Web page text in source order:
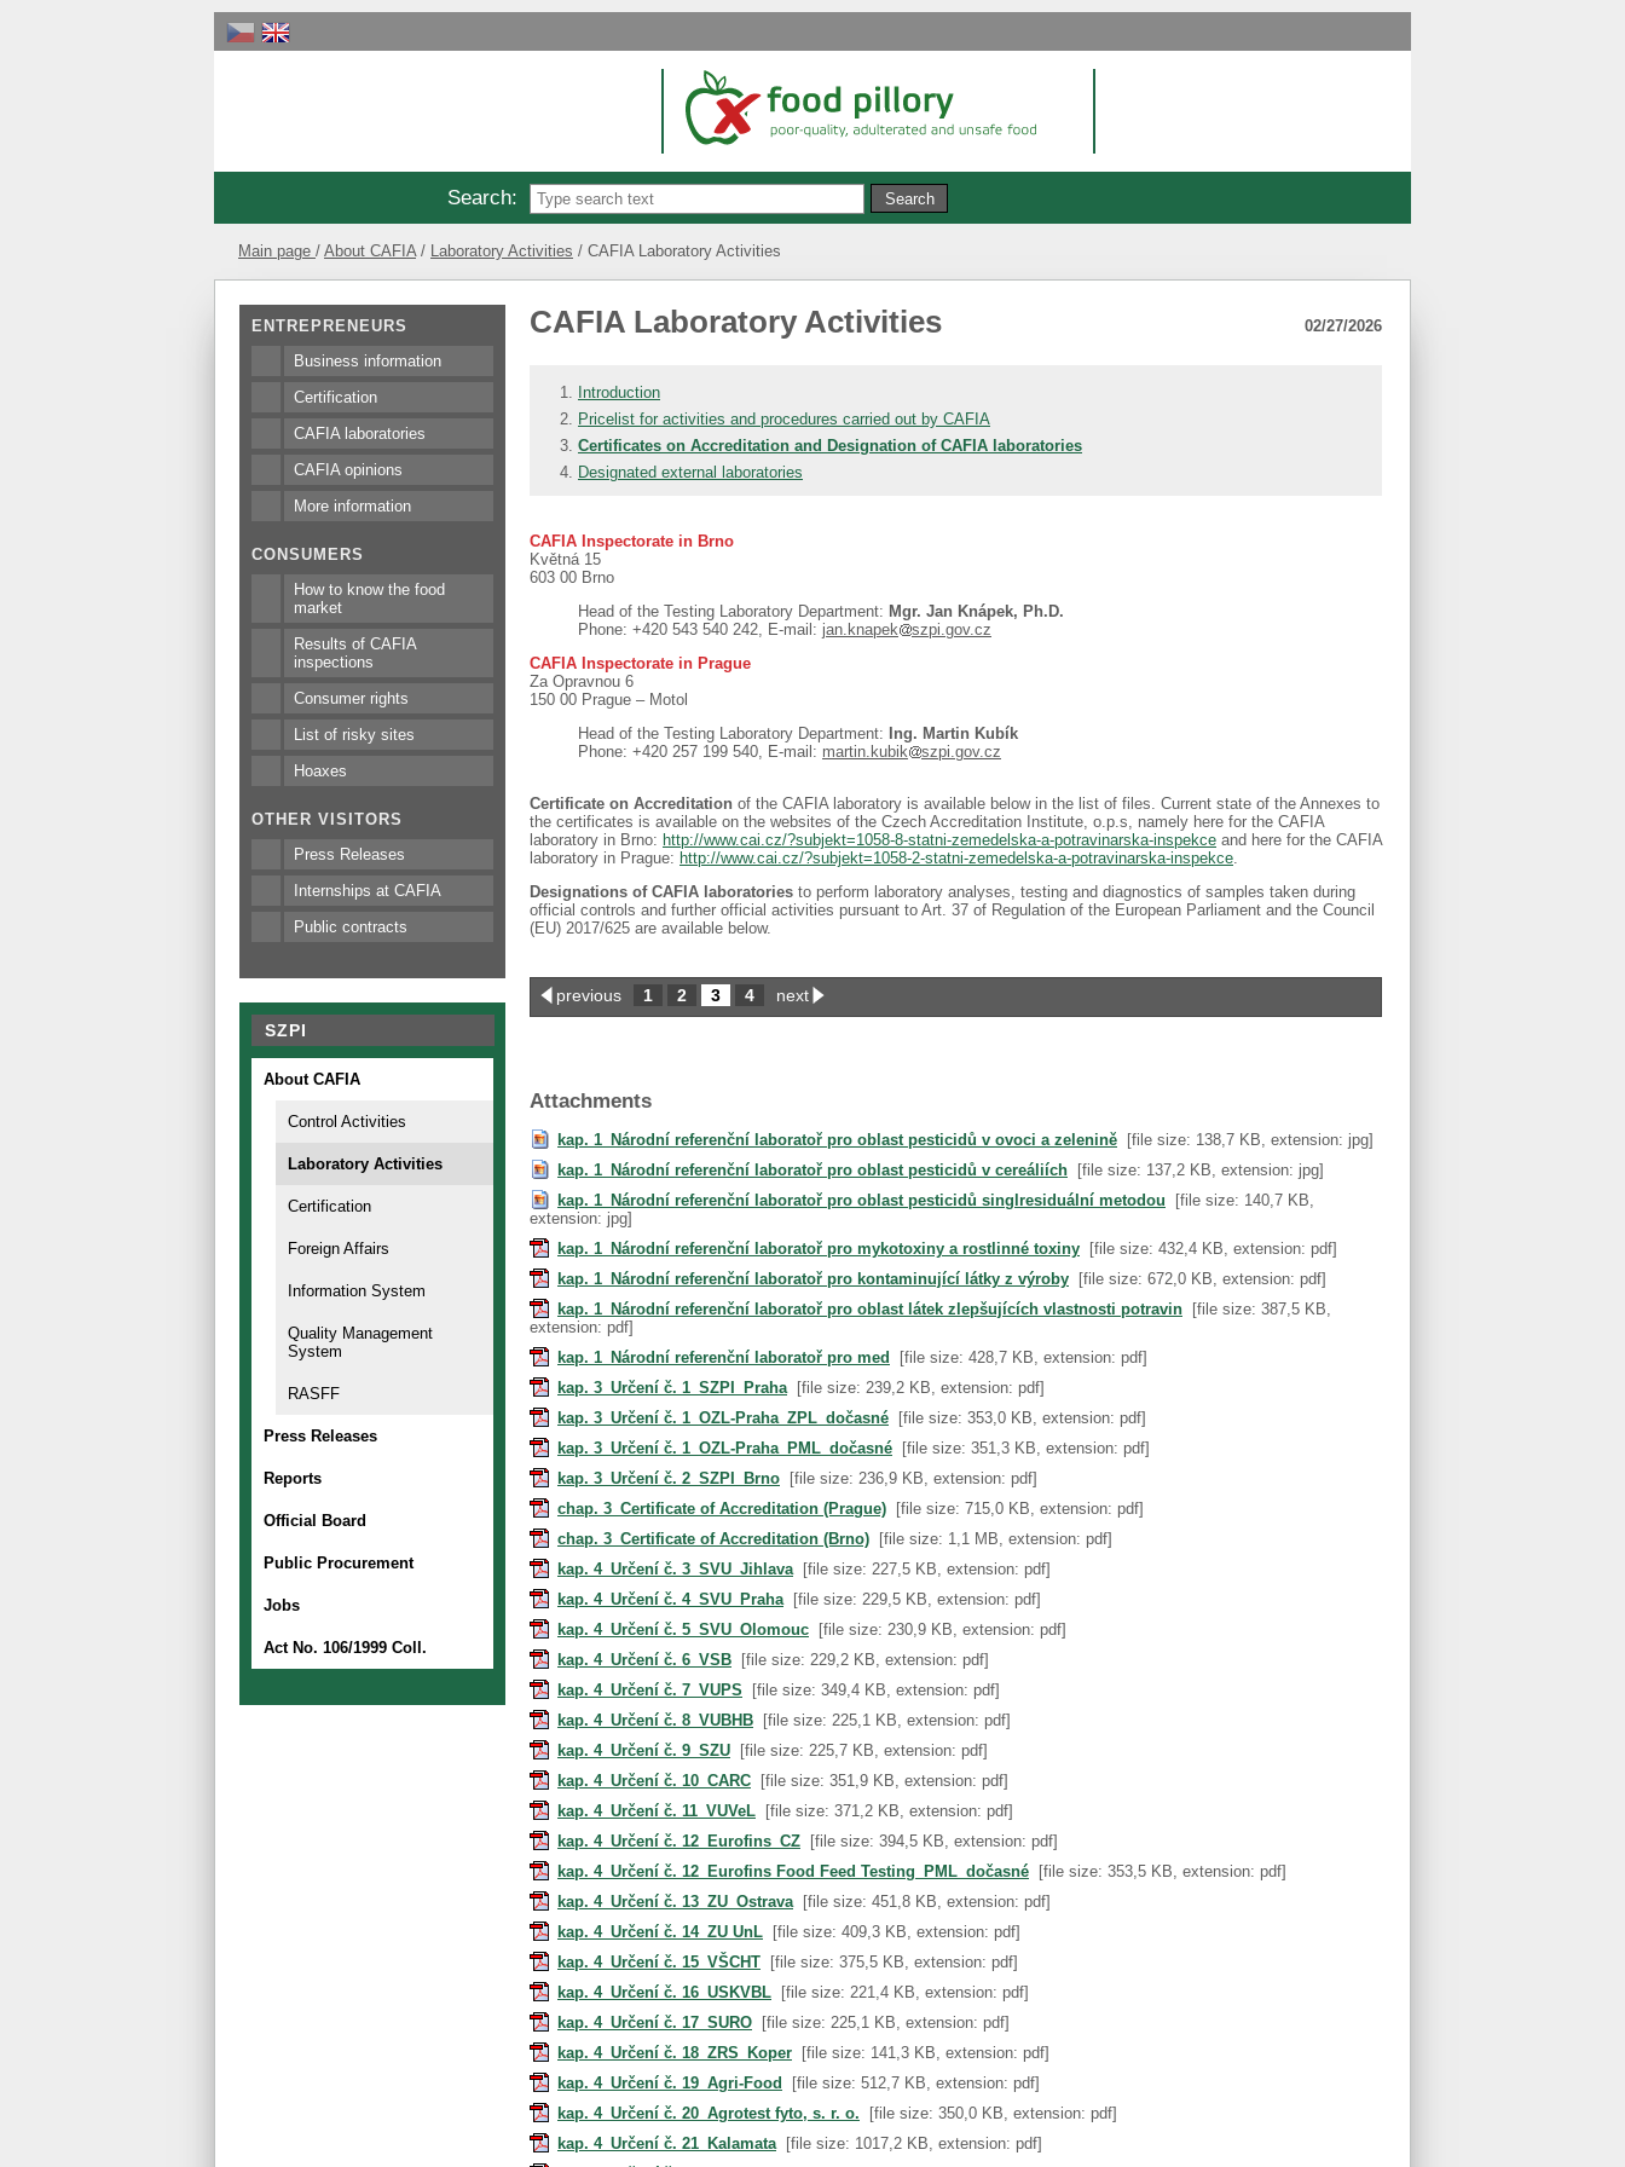
Search:
Main page About CAFIA Laboratory Activities CAFIA Laboratory Activities
ENTREPRENEURS
Business information
Certification
CAFIA laboratories
CAFIA opinions
More information
CONSUMERS
How to know the food
market
Results of CAFIA
inspections
Consumer rights
List of risky sites
Hoaxes
OTHER VISITORS
Press Releases
Internships at CAFIA
Public contracts
SZPI
About CAFIA
Control Activities
Laboratory Activities
Certification
Foreign Affairs
Information System
Quality Management
System
RASFF
Press Releases
Reports
Official Board
Public Procurement
Jobs
Act No. 106/1999 Coll.
CAFIA Laboratory Activities 02/27/2026
Introduction
Pricelist for activities and procedures carried out by CAFIA
Certificates on Accreditation and Designation of CAFIA laboratories
Designated external laboratories
CAFIA Inspectorate in Brno
Květná 15
603 00 Brno
Head of the Testing Laboratory Department: Mgr. Jan Knápek, Ph.D.
Phone: +420 543 540 242, E-mail: jan.knapek
szpi.gov.cz
CAFIA Inspectorate in Prague
Za Opravnou 6
150 00 Prague – Motol
Head of the Testing Laboratory Department:
Ing. Martin Kubík
Phone: +420 257 199 540, E-mail: martin.kubik szpi.gov.cz
Certificate on Accreditation of the CAFIA laboratory is available below in the list of files. Current state of the Annexes to
the certificates is available on the websites of the Czech Accreditation Institute, o.p.s, namely here for the CAFIA
laboratory in Brno: http://www.cai.cz/?subjekt=1058-8-statni-zemedelska-a-potravinarska-inspekce and here for the CAFIA
laboratory in Prague: http://www.cai.cz/?subjekt=1058-2-statni-zemedelska-a-potravinarska-inspekce
Designations of CAFIA laboratories to perform laboratory analyses, testing and diagnostics of samples taken during
official controls and further official activities pursuant to Art. 37 of Regulation of the European Parliament and the Council
(EU) 2017/625 are available below.
previous 1 2 3 4 next
Attachments
kap. 1_Národní referenční laboratoř pro oblast pesticidů v ovoci a zelenině [file size: 138,7 KB, extension: jpg]
kap. 1_Národní referenční laboratoř pro oblast pesticidů v cereáliích [file size: 137,2 KB, extension: jpg]
kap. 1_Národní referenční laboratoř pro oblast pesticidů singlresiduální metodou
[file size: 140,7 KB,
extension: jpg]
kap. 1_Národní referenční laboratoř pro mykotoxiny a rostlinné toxiny [file size: 432,4 KB, extension: pdf]
kap. 1_Národní referenční laboratoř pro kontaminující látky z výroby [file size: 672,0 KB, extension: pdf]
kap. 1_Národní referenční laboratoř pro oblast látek zlepšujících vlastnosti potravin [file size: 387,5 KB,
extension: pdf]
kap. 1_Národní referenční laboratoř pro med
[file size: 428,7 KB, extension: pdf]
kap. 3_Určení č. 1_SZPI_Praha [file size: 239,2 KB, extension: pdf]
kap. 3_Určení č. 1_OZL-Praha_ZPL_dočasné [file size: 353,0 KB, extension: pdf]
kap. 3_Určení č. 1_OZL-Praha_PML_dočasné [file size: 351,3 KB, extension: pdf]
kap. 3_Určení č. 2_SZPI_Brno [file size: 236,9 KB, extension: pdf]
chap. 3_Certificate of Accreditation (Prague) [file size: 715,0 KB, extension: pdf]
chap. 3_Certificate of Accreditation (Brno) [file size: 1,1 MB, extension: pdf]
kap. 4_Určení č. 3_SVU_Jihlava [file size: 227,5 KB, extension: pdf]
kap. 4_Určení č. 4_SVU_Praha [file size: 229,5 KB, extension: pdf]
kap. 4_Určení č. 5_SVU_Olomouc [file size: 230,9 KB, extension: pdf]
kap. 4_Určení č. 6_VSB [file size: 229,2 KB, extension: pdf]
kap. 4_Určení č. 7_VUPS
[file size: 349,4 KB, extension: pdf]
kap. 4_Určení č. 8_VUBHB [file size: 225,1 KB, extension: pdf]
kap. 4_Určení č. 9_SZU [file size: 225,7 KB, extension: pdf]
kap. 4_Určení č. 10_CARC [file size: 351,9 KB, extension: pdf]
kap. 4_Určení č. 11_VUVeL [file size: 371,2 KB, extension: pdf]
kap. 4_Určení č. 12_Eurofins_CZ [file size: 394,5 KB, extension: pdf]
kap. 4_Určení č. 12_Eurofins Food Feed Testing_PML_dočasné [file size: 353,5 KB, extension: pdf]
kap. 4_Určení č. 13_ZU_Ostrava [file size: 451,8 KB, extension: pdf]
kap. 4_Určení č. 14_ZU UnL [file size: 409,3 KB, extension: pdf]
kap. 4_Určení č. 15_VŠCHT [file size: 375,5 KB, extension: pdf]
kap. 4_Určení č. 16_USKVBL [file size: 221,4 KB, extension: pdf]
kap. 4_Určení č. 17_SURO [file size: 225,1 KB, extension: pdf]
kap. 4_Určení č. 18_ZRS_Koper [file size: 141,3 KB, extension: pdf]
kap. 4_Určení č. 19_Agri-Food
[file size: 512,7 KB, extension: pdf]
kap. 4_Určení č. 20_Agrotest fyto, s. r. o.
[file size: 350,0 KB, extension: pdf]
kap. 4_Určení č. 21_Kalamata [file size: 1017,2 KB, extension: pdf]